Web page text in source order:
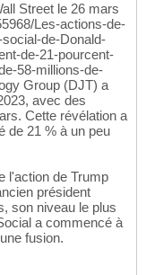
Street le 26 mars
Les-actions-de-
de-Donald-
de-21-pourcent-
58-millions-de-
Group (DJT) a
avec des
Cette révélation a
de 21 % à un peu
l'action de Trump
président
son niveau le plus
a commencé à
fusion.